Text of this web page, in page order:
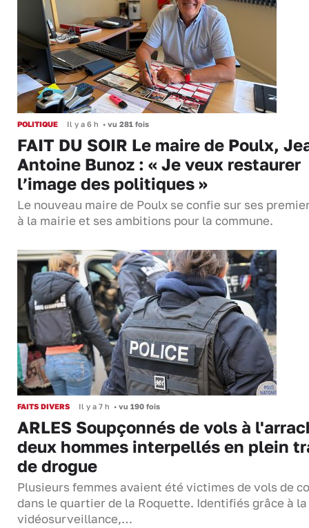
POLITIQUE Il y a 6 h • vu 281 fois
FAIT DU SOIR Le maire de Poulx,
Antoine Bunoz : « Je veux restaurer
l’image des politiques »
Le nouveau maire de Poulx se confie sur ses
à la mairie et ses ambitions pour la commune.
FAITS DIVERS Il y a 7 h • vu 190 fois
ARLES Soupçonnés de vols à
deux hommes interpellés en plein
de drogue
Plusieurs femmes avaient été victimes de vols de
dans le quartier de la Roquette. Identifiés grâce à la
vidéosurveillance,…